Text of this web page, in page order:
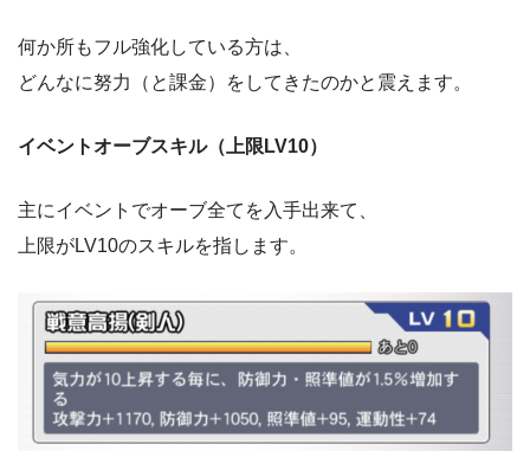
何か所もフル強化している方は、
どんなに努力（と課金）をしてきたのかと震えます。
イベントオーブスキル（上限LV10）
主にイベントでオーブ全てを入手出来て、
上限がLV10のスキルを指します。